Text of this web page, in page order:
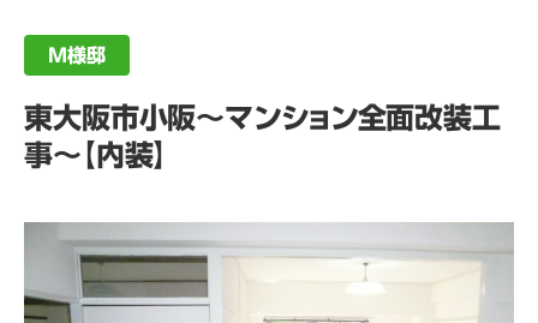
M様邸
東大阪市小阪～マンション全面改装工
事～【内装】